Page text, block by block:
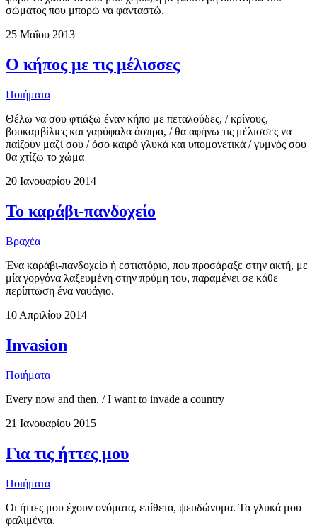
σώματος που μπορώ να φανταστώ.
25 Μαΐου 2013
Ο κήπος με τις μέλισσες
Ποιήματα
Θέλω να σου φτιάξω έναν κήπο με πεταλούδες, / κρίνους,
βουκαμβίλιες και γαρύφαλα άσπρα, / θα αφήνω τις μέλισσες να
παίζουν μαζί σου / όσο καιρό γλυκά και υπομονετικά / γυμνός σου
θα χτίζω το χώμα
20 Ιανουαρίου 2014
Το καράβι-πανδοχείο
Βραχέα
Ένα καράβι-πανδοχείο ή εστιατόριο, που προσάραξε στην ακτή, με
μία γοργόνα λαξευμένη στην πρύμη του, παραμένει σε κάθε
περίπτωση ένα ναυάγιο.
10 Απριλίου 2014
Invasion
Ποιήματα
Every now and then, / I want to invade a country
21 Ιανουαρίου 2015
Για τις ήττες μου
Ποιήματα
Οι ήττες μου έχουν ονόματα, επίθετα, ψευδώνυμα. Τα γλυκά μου
φαλιμέντα.